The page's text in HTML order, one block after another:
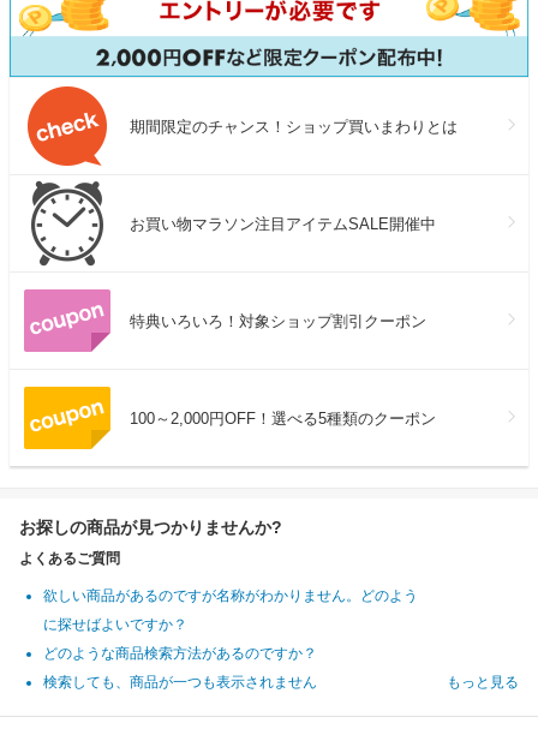
期間限定のチャンス！ショップ買いまわりとは
お買い物マラソン注目アイテムSALE開催中
特典いろいろ！対象ショップ割引クーポン
100～2,000円OFF！選べる5種類のクーポン
お探しの商品が見つかりませんか?
よくあるご質問
欲しい商品があるのですが名称がわかりません。どのよう
に探せばよいですか？
どのような商品検索方法があるのですか？
検索しても、商品が一つも表示されません
もっと見る